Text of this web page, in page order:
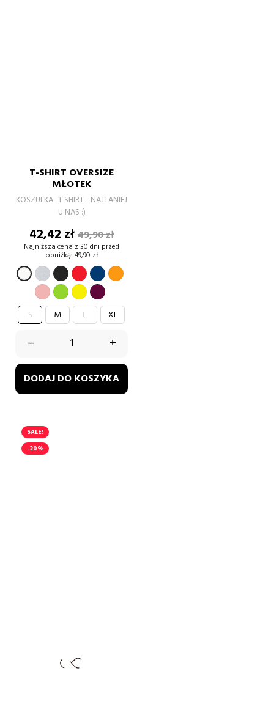
T-SHIRT OVERSIZE
MŁOTEK
KOSZULKA- T SHIRT - NAJTANIEJ
U NAS :)
Cena
42,42 złCena
podstawowa
49,90 zł
Najniższa cena z 30 dni przed
obniżką: 49,90 zł
BIAŁYSZARYCZARNYCZERWONYGRANATOWY
POMARAŃCZOWY
PUDROWY
RÓŻ
ZielonyŻółtyburgund
S
M L XL
– +
DODAJ DO KOSZYKA
SALE!
-20%